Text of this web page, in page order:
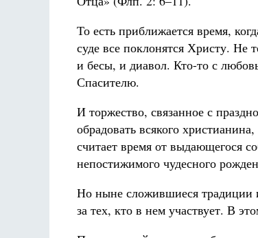
То есть приближается время,
суде все поклонятся Христу. Не
и бесы, и диавол. Кто-то с
Спасителю.
И торжество, связанное с
обрадовать всякого
считает время от выдающегося
непостижимого чудесного
Но ныне сложившиеся традиции
за тех, кто в нем участвует. В